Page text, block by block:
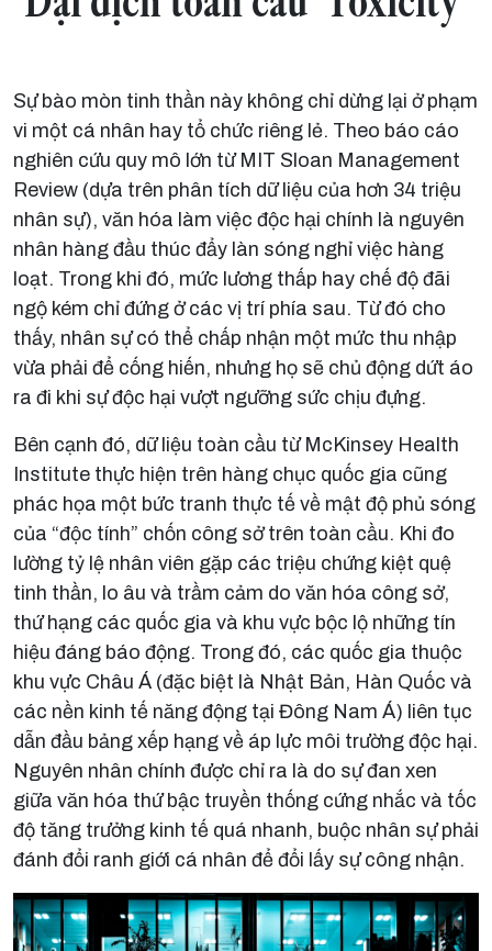
Sự bào mòn tinh thần này không chỉ dừng lại ở phạm
vi một cá nhân hay tổ chức riêng lẻ. Theo báo cáo
nghiên cứu quy mô lớn từ MIT Sloan Management
Review (dựa trên phân tích dữ liệu của hơn 34 triệu
nhân sự), văn hóa làm việc độc hại chính là nguyên
nhân hàng đầu thúc đẩy làn sóng nghỉ việc hàng
loạt. Trong khi đó, mức lương thấp hay chế độ đãi
ngộ kém chỉ đứng ở các vị trí phía sau. Từ đó cho
thấy, nhân sự có thể chấp nhận một mức thu nhập
vừa phải để cống hiến, nhưng họ sẽ chủ động dứt áo
ra đi khi sự độc hại vượt ngưỡng sức chịu đựng.
Bên cạnh đó, dữ liệu toàn cầu từ McKinsey Health
Institute thực hiện trên hàng chục quốc gia cũng
phác họa một bức tranh thực tế về mật độ phủ sóng
của “độc tính” chốn công sở trên toàn cầu. Khi đo
lường tỷ lệ nhân viên gặp các triệu chứng kiệt quệ
tinh thần, lo âu và trầm cảm do văn hóa công sở,
thứ hạng các quốc gia và khu vực bộc lộ những tín
hiệu đáng báo động. Trong đó, các quốc gia thuộc
khu vực Châu Á (đặc biệt là Nhật Bản, Hàn Quốc và
các nền kinh tế năng động tại Đông Nam Á) liên tục
dẫn đầu bảng xếp hạng về áp lực môi trường độc hại.
Nguyên nhân chính được chỉ ra là do sự đan xen
giữa văn hóa thứ bậc truyền thống cứng nhắc và tốc
độ tăng trưởng kinh tế quá nhanh, buộc nhân sự phải
đánh đổi ranh giới cá nhân để đổi lấy sự công nhận.